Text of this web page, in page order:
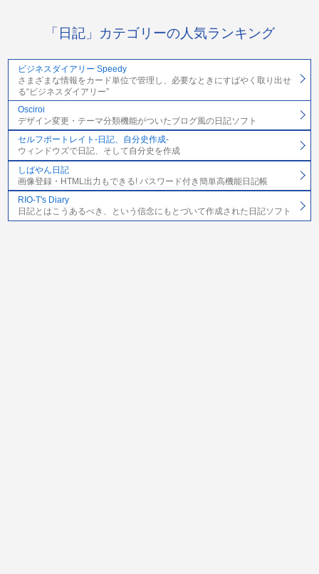
「日記」カテゴリーの人気ランキング
ビジネスダイアリー Speedy
さまざまな情報をカード単位で管理し、必要なときにすばやく取り出せ
る“ビジネスダイアリー”
Osciroi
デザイン変更・テーマ分類機能がついたブログ風の日記ソフト
セルフポートレイト-日記、自分史作成-
ウィンドウズで日記、そして自分史を作成
しばやん日記
画像登録・HTML出力もできる! パスワード付き簡単高機能日記帳
RIO-T's Diary
日記とはこうあるべき、という信念にもとづいて作成された日記ソフト